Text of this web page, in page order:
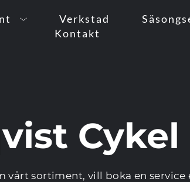
Verkstad
Kontakt
Cykel
vårt sortiment, vill boka en